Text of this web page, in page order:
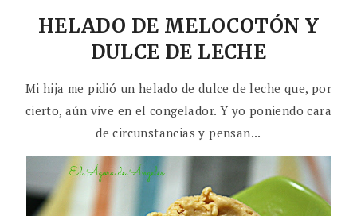
HELADO DE MELOCOTÓN Y
DULCE DE LECHE
Mi hija me pidió un helado de dulce de leche que, por
cierto, aún vive en el congelador. Y yo poniendo cara
de circunstancias y pensan...